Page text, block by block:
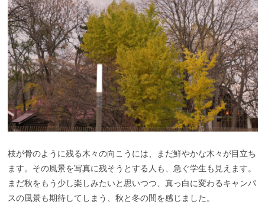
枝が骨のように残る木々の向こうには、まだ鮮やかな木々が目立ち
ます。その風景を写真に残そうとする人も、急ぐ学生も見えます。
まだ秋をもう少し楽しみたいと思いつつ、真っ白に変わるキャンパ
スの風景も期待してしまう、秋と冬の間を感じました。